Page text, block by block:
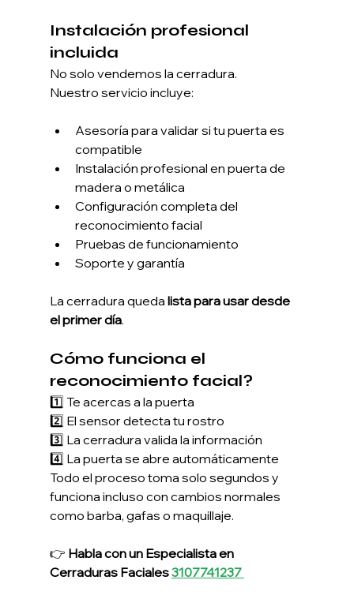
Instalación profesional
incluida
No solo vendemos la cerradura.
Nuestro servicio incluye:
Asesoría para validar si tu puerta es
compatible
Instalación profesional en puerta de
madera o metálica
Configuración completa del
reconocimiento facial
Pruebas de funcionamiento
Soporte y garantía
La cerradura queda lista para usar desde
el primer día.
Cómo funciona el
reconocimiento facial?
1️⃣ Te acercas a la puerta
2️⃣ El sensor detecta tu rostro
3️⃣ La cerradura valida la información
4️⃣ La puerta se abre automáticamente
Todo el proceso toma solo segundos y
funciona incluso con cambios normales
como barba, gafas o maquillaje.
👉 Habla con un Especialista en
Cerraduras Faciales 3107741237